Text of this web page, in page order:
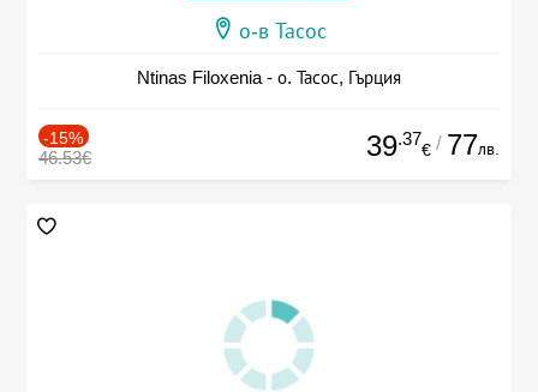
о-в Тасос
Ntinas Filoxenia - о. Тасос, Гърция
-15%
46.53€ 39.37
€ / 77лв.